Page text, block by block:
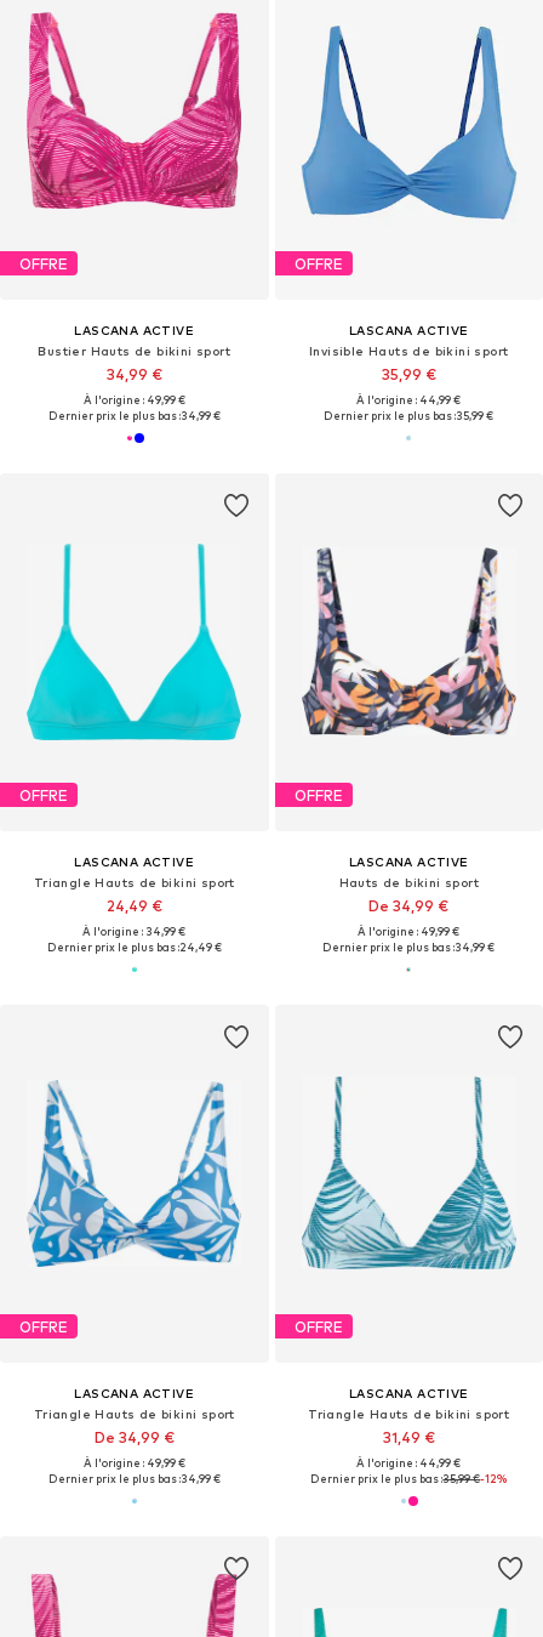
OFFRE
LASCANA ACTIVE
Bustier Hauts de bikini sport
34,99 €
À l'origine : 49,99 €
Dernier prix le plus bas :34,99 €
OFFRE
LASCANA ACTIVE
Invisible Hauts de bikini sport
35,99 €
À l'origine : 44,99 €
Dernier prix le plus bas :35,99 €
OFFRE
LASCANA ACTIVE
Triangle Hauts de bikini sport
24,49 €
À l'origine : 34,99 €
Dernier prix le plus bas :24,49 €
OFFRE
LASCANA ACTIVE
Hauts de bikini sport
De 34,99 €
À l'origine : 49,99 €
Dernier prix le plus bas :34,99 €
OFFRE
LASCANA ACTIVE
Triangle Hauts de bikini sport
De 34,99 €
À l'origine : 49,99 €
Dernier prix le plus bas :34,99 €
OFFRE
LASCANA ACTIVE
Triangle Hauts de bikini sport
31,49 €
À l'origine : 44,99 €
Dernier prix le plus bas :35,99 €-12%